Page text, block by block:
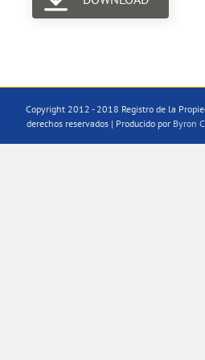
Copyright 2012 - 2018 Registro de la
derechos reservados | Producido por Byron